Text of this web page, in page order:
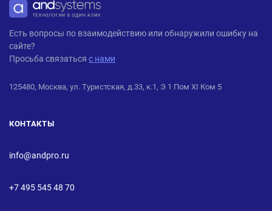
ANDPRO
Есть вопросы по взаимодействию или обнаружили ошибку на
сайте?
Просьба связаться с нами
125480, Москва, ул. Туристская, д.33, к.1, Э 1 Пом XI Ком 5
КОНТАКТЫ
info@andpro.ru
+7 495 545 48 70